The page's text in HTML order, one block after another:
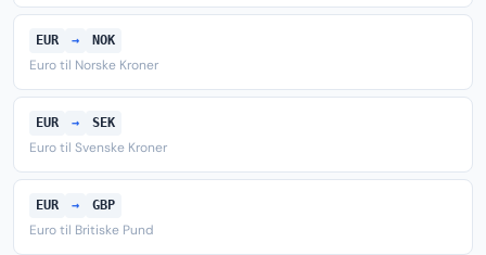
EUR → NOK
Euro til Norske Kroner
EUR → SEK
Euro til Svenske Kroner
EUR → GBP
Euro til Britiske Pund